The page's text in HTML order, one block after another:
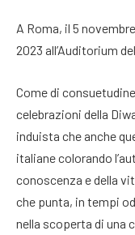
A Roma, il 5
2023 all’Auditorium
Come di
celebrazioni della
induista che anche
italiane colorando
conoscenza e della
che punta, in tempi
nella scoperta di una